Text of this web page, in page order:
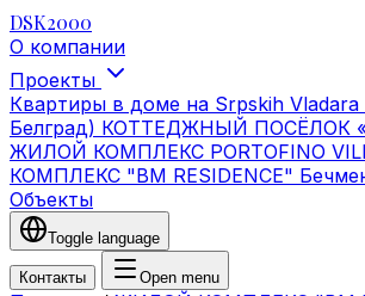
DSK2000
О компании
Проекты
Квартиры в доме на Srpskih Vladara
Белград) КОТТЕДЖНЫЙ ПОСЁЛОК
ЖИЛОЙ КОМПЛЕКС PORTOFINO
КОМПЛЕКС "BM RESIDENCE"
Объекты
Toggle language
Контакты Open menu